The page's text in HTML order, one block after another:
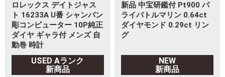
ロレックス デイトジャス
ト 16233A U番 シャンパン
彫コンピューター 10P純正
ダイヤ ギャラ付 メンズ 自
動巻 時計
USED Aランク
新商品
新品 中宝研鑑付 Pt900 パ
ライバトルマリン 0.64ct
ダイヤモンド 0.29ct リン
グ
NEW
新商品